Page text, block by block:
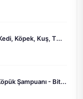
Köpek, Kuş, T...
Şampuanı - Bit...